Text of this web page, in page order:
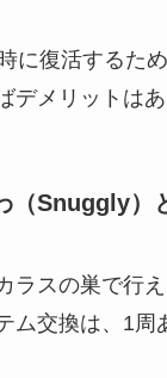
に復活するた
デメリットはあ
（Snuggly）
ラスの巣で行
ム交換は、1周